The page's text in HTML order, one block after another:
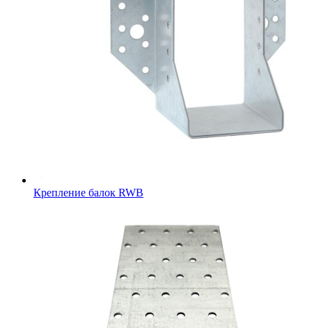
Крепление балок RWB